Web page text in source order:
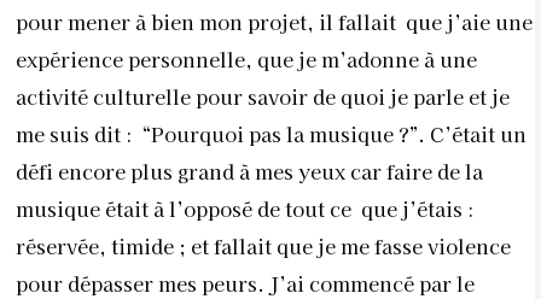
pour mener à bien mon projet, il fallait que j’aie une
expérience personnelle, que je m’adonne à une
activité culturelle pour savoir de quoi je parle et je
me suis dit : “Pourquoi pas la musique ?”. C’était un
défi encore plus grand à mes yeux car faire de la
musique était à l’opposé de tout ce que j’étais :
réservée, timide ; et fallait que je me fasse violence
pour dépasser mes peurs. J’ai commencé par le